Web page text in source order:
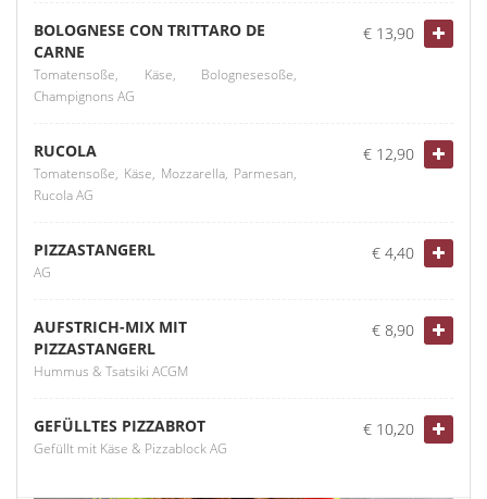
BOLOGNESE CON TRITTARO DE
CARNE
Tomatensoße, Käse, Bolognesesoße,
Champignons AG
€ 13,90
RUCOLA
Tomatensoße, Käse, Mozzarella, Parmesan,
Rucola AG
€ 12,90
PIZZASTANGERL
AG
€ 4,40
AUFSTRICH-MIX MIT
PIZZASTANGERL
Hummus & Tsatsiki ACGM
€ 8,90
GEFÜLLTES PIZZABROT
Gefüllt mit Käse & Pizzablock AG
€ 10,20